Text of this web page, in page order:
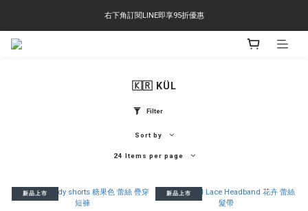
右下角訂閱LINE即享95折優惠
右下角訂閱LINE即享95折優惠
TS-2618 涼感短T 多版型選擇,涼感優惠 單件390 兩件750 三件1000 十件3000
🇰🇷 KÜL
Filter
Sort by
24 Items per page
新品上市 新品上市